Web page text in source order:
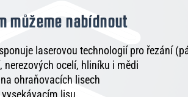
můžeme nabídnout
laserovou technologií pro řezání
nerezových ocelí, hliníku i mědi
ohraňovacích lisech
lisu